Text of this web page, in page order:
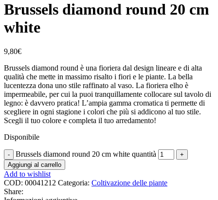
Brussels diamond round 20 cm
white
9,80€
Brussels diamond round è una fioriera dal design lineare e di alta
qualità che mette in massimo risalto i fiori e le piante. La bella
lucentezza dona uno stile raffinato al vaso. La fioriera elho è
impermeabile, per cui la puoi tranquillamente collocare sul tavolo di
legno: è davvero pratica! L’ampia gamma cromatica ti permette di
scegliere in ogni stagione i colori che più si addicono al tuo stile.
Scegli il tuo colore e completa il tuo arredamento!
Disponibile
Brussels diamond round 20 cm white quantità
Aggiungi al carrello
Add to wishlist
COD: 00041212 Categoria: Coltivazione delle piante
Share: